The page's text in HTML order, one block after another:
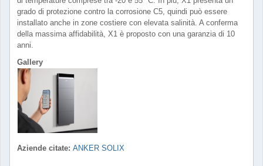
grado di protezione contro la corrosione C5, quindi può essere
installato anche in zone costiere con elevata salinità. A conferma
della massima affidabilità, X1 è proposto con una garanzia di 10
anni.
Gallery
Aziende citate: ANKER SOLIX